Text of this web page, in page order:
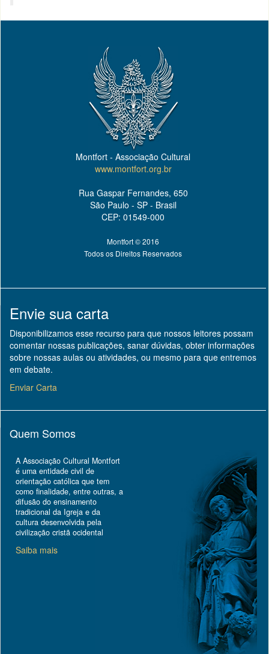
Montfort - Associação Cultural
www.montfort.org.br
Rua Gaspar Fernandes, 650
São Paulo - SP - Brasil
CEP: 01549-000
Montfort © 2016
Todos os Direitos Reservados
Envie sua carta
Disponibilizamos esse recurso para que nossos leitores possam
comentar nossas publicações, sanar dúvidas, obter informações
sobre nossas aulas ou atividades, ou mesmo para que entremos
em debate.
Enviar Carta
Quem Somos
A Associação Cultural Montfort
é uma entidade civil de
orientação católica que tem
como finalidade, entre outras, a
difusão do ensinamento
tradicional da Igreja e da
cultura desenvolvida pela
civilização cristã ocidental
Saiba mais